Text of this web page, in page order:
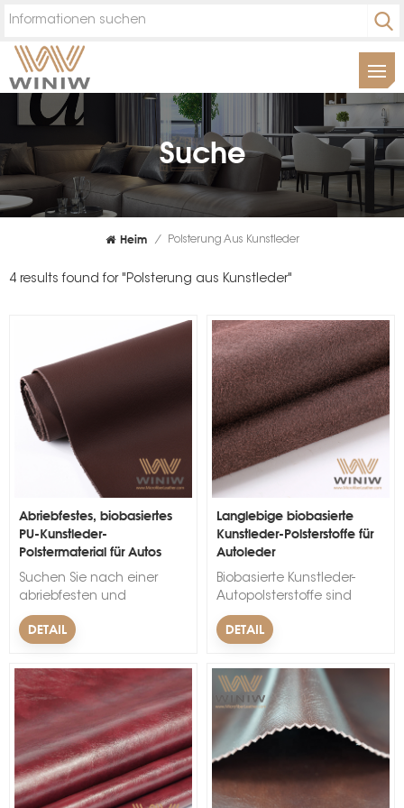
Suche
Heim / Polsterung Aus Kunstleder
4 results found for "Polsterung aus Kunstleder"
Abriebfestes, biobasiertes
PU-Kunstleder-
Polstermaterial für Autos
Suchen Sie nach einer
abriebfesten und
umweltfreundlichen Option
für die Polsterung Ihres
biobasiertem PU-Kunstleder
genau richtig!
DETAIL
Langlebige biobasierte
Kunstleder-Polsterstoffe für
Autoleder
Biobasierte Kunstleder-
Autopolsterstoffe sind
langlebige und
nachhaltige Alternativen
DETAIL